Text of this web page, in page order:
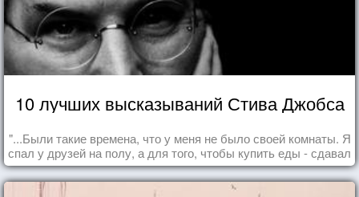
10 лучших высказываний Стива Джобса
"...Были такие времена, что у меня не было своей комнаты. Я
спал у друзей на полу, а для того, чтобы купить еды - сдавал
бутылки из под кока-колы"